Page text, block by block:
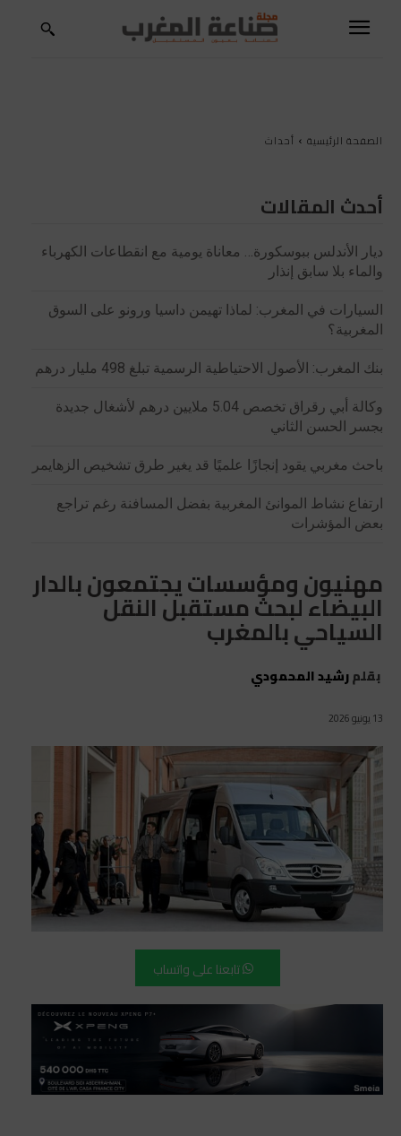
الصفحة الرئيسية أحداث
أحدث المقالات
ديار الأندلس ببوسكورة… معاناة يومية مع انقطاعات الكهرباء
والماء بلا سابق إنذار
السيارات في المغرب: لماذا تهيمن داسيا ورونو على السوق
المغربية؟
بنك المغرب: الأصول الاحتياطية الرسمية تبلغ 498 مليار درهم
وكالة أبي رقراق تخصص 5.04 ملايين درهم لأشغال جديدة
بجسر الحسن الثاني
باحث مغربي يقود إنجازًا علميًا قد يغير طرق تشخيص الزهايمر
ارتفاع نشاط الموانئ المغربية بفضل المسافنة رغم تراجع
بعض المؤشرات
مهنيون ومؤسسات يجتمعون بالدار
البيضاء لبحث مستقبل النقل
السياحي بالمغرب
بقلمرشيد المحمودي
13 يونيو 2026
تابعنا على واتساب